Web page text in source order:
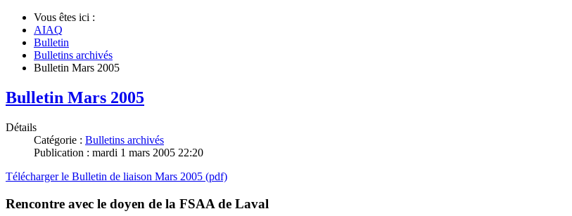
Vous êtes ici :
AIAQ
Bulletin
Bulletins archivés
Bulletin Mars 2005
Bulletin Mars 2005
Détails
Catégorie : Bulletins archivés
Publication : mardi 1 mars 2005 22:20
Télécharger le Bulletin de liaison Mars 2005 (pdf)
Rencontre avec le doyen de la FSAA de Laval